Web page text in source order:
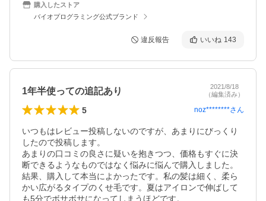
購入したストア
バイオプログラミング公式ブランド
違反報告 いいね 143
1年半使っての追記あり
2021/8/18
（編集済み）
5 noz********さん
いつもはレビュー投稿しないのですが、あまりにびっくり
したので投稿します。
あまりの口コミの良さに疑いを抱きつつ、価格もすぐに決
断できるようなものではなく悩みに悩んで購入しました。
結果、購入して本当によかったです。私の髪は細く、柔ら
かい広がるタイプのくせ毛です。夏はアイロンで伸ばして
も5分でボサボサになってしまうほどです。